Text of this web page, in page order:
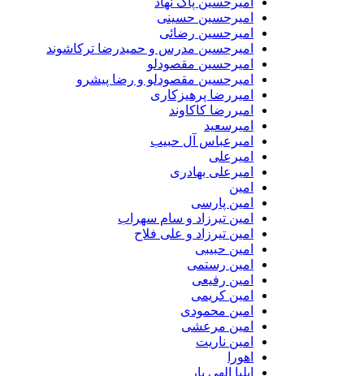
امیرحسین حسینی
امیرحسین رضائی
امیرحسین مدرس و حمیدرضا ترکاشوند
امیرحسین مقصودلو
امیرحسین مقصودلو و رضا پیشرو
امیررضا پرهیزکاری
امیررضا کاکاوند
امیرسعید
امیرعباس آل حبیب
امیرعلی
امیرعلی بهادری
امین
امین پارسی
امین تیرزاد و سام سهراب
امین تیرزاد و علی فلاح
امین حبیبی
امین رستمی
امین رفیعی
امین کریمی
امین محمودی
امین مرعشی
امین ناریت
اهورا
ایلیا الهی یار